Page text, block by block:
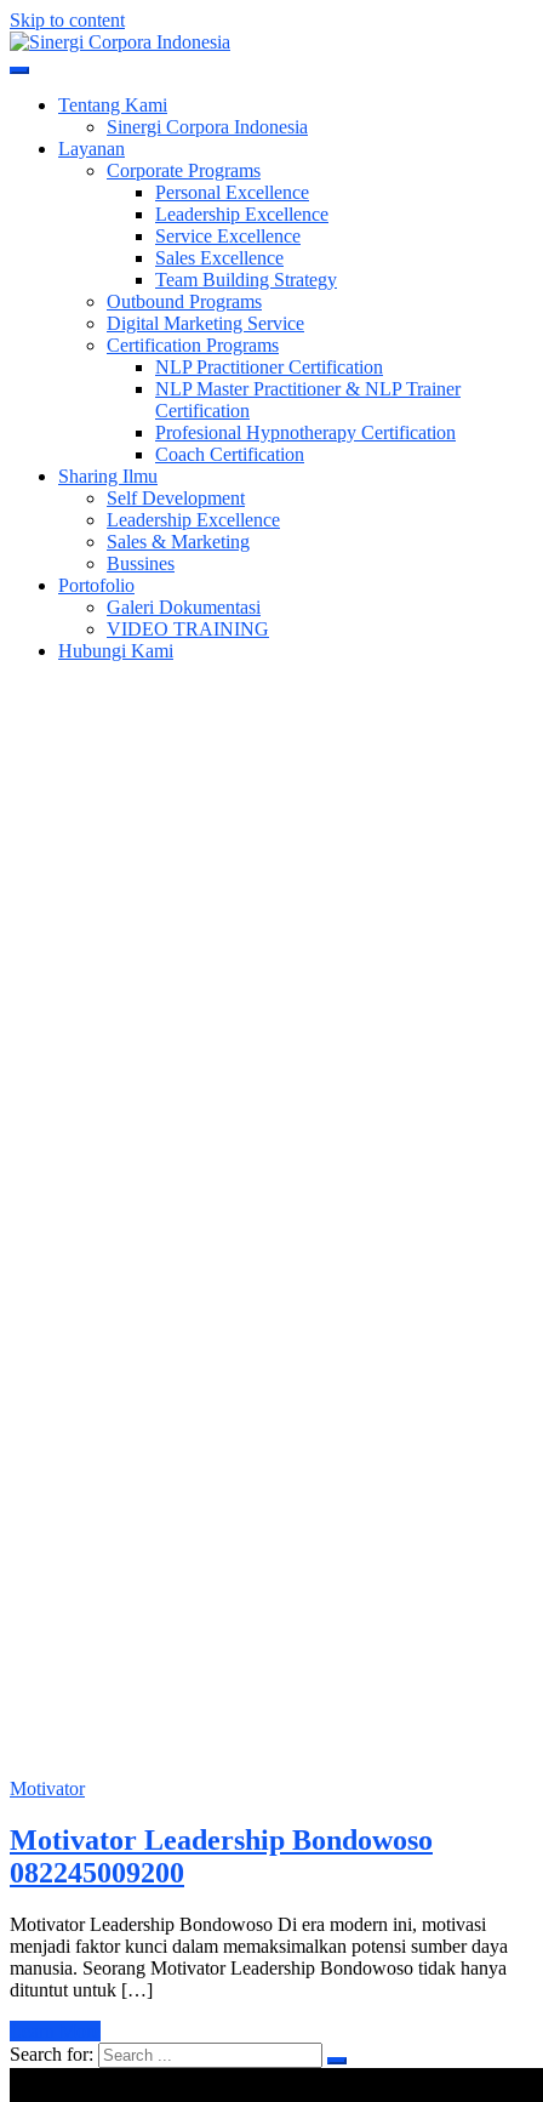
Skip to content
Sinergi Corpora Indonesia
Tentang Kami
Sinergi Corpora Indonesia
Layanan
Corporate Programs
Personal Excellence
Leadership Excellence
Service Excellence
Sales Excellence
Team Building Strategy
Outbound Programs
Digital Marketing Service
Certification Programs
NLP Practitioner Certification
NLP Master Practitioner & NLP Trainer
Certification
Profesional Hypnotherapy Certification
Coach Certification
Sharing Ilmu
Self Development
Leadership Excellence
Sales & Marketing
Bussines
Portofolio
Galeri Dokumentasi
VIDEO TRAINING
Hubungi Kami
Motivator
Motivator Leadership Bondowoso
082245009200
Motivator Leadership Bondowoso Di era modern ini, motivasi
menjadi faktor kunci dalam memaksimalkan potensi sumber daya
manusia. Seorang Motivator Leadership Bondowoso tidak hanya
dituntut untuk […]
Search for: